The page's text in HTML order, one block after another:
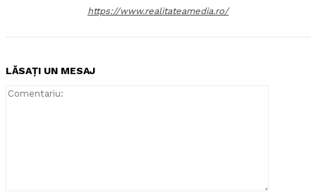
https://www.realitateamedia.ro/
LĂSAȚI UN MESAJ